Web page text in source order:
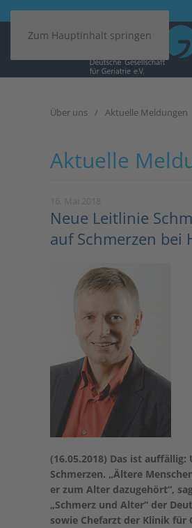
Zum Hauptinhalt springen
Über uns Aktuelle Meldungen
Aktuelle
Neue Leitlinie
auf Schmerzen bei
(16.05.2018) Das ist
Schmerzen. „Ältere
er zum Alter dazugehört“,
„Schmerz und Alter“ der
sowie Chefarzt der Klinik